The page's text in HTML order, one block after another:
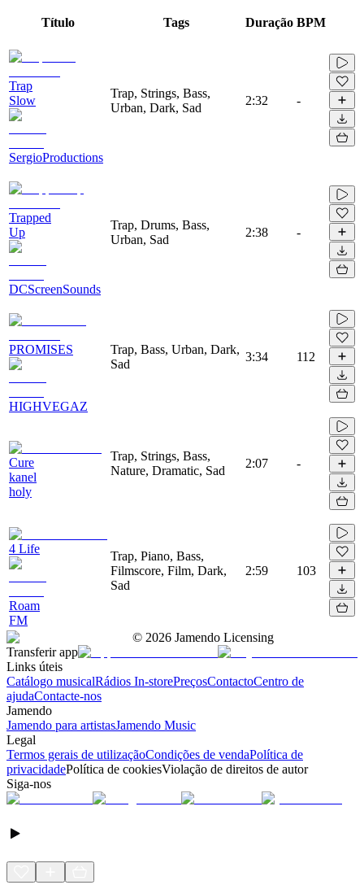
Título Tags Duração BPM
Trap
Slow
SergioProductions
Trap, Strings, Bass,
Urban, Dark, Sad
2:32 -
Trapped
Up
DCScreenSounds
Trap, Drums, Bass,
Urban, Sad
2:38 -
PROMISES
HIGHVEGAZ
Trap, Bass, Urban, Dark,
Sad
3:34 112
Cure
kanel
holy
Trap, Strings, Bass,
Nature, Dramatic, Sad
2:07 -
4 Life
Roam
FM
Trap, Piano, Bass,
Filmscore, Film, Dark,
Sad
2:59 103
© 2026 Jamendo Licensing
Transferir app
Links úteis
Catálogo musicalRádios In-storePreçosContactoCentro de
ajudaContacte-nos
Jamendo
Jamendo para artistasJamendo Music
Legal
Termos gerais de utilizaçãoCondições de vendaPolítica de
privacidadePolítica de cookiesViolação de direitos de autor
Siga-nos